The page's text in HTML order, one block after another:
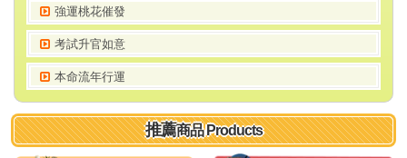
強運桃花催發
考試升官如意
本命流年行運
推薦商品 Products